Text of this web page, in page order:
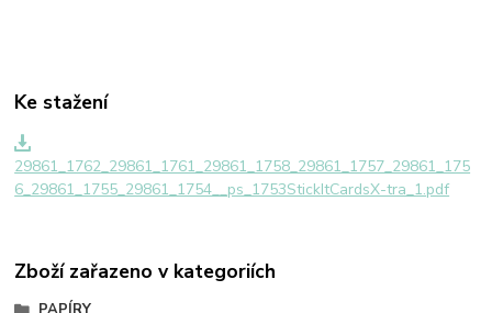
Ke stažení
29861_1762_29861_1761_29861_1758_29861_1757_29861_175
6_29861_1755_29861_1754__ps_1753StickItCardsX-tra_1.pdf
Zboží zařazeno v kategoriích